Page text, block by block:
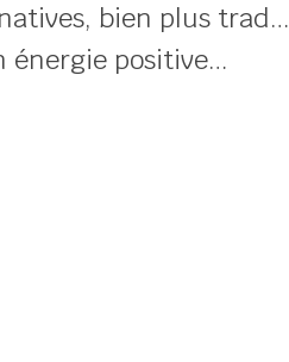
bien plus trad…
énergie positive…